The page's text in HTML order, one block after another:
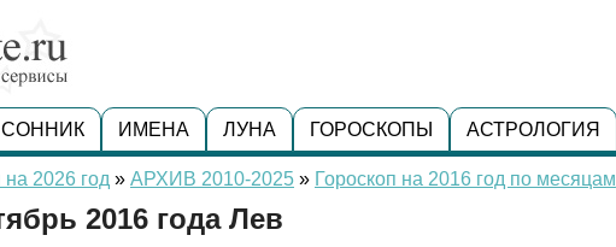
СОННИК ИМЕНА ЛУНА ГОРОСКОПЫ АСТРОЛОГИЯ
2026 год » АРХИВ 2010-2025 » Гороскоп на 2016 год по месяцам
2016 года Лев